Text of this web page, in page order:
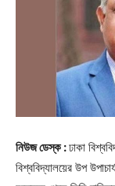
নিউজ ডেস্ক :ঢাকা
বিশ্ববিদ্যালয়ের উপ